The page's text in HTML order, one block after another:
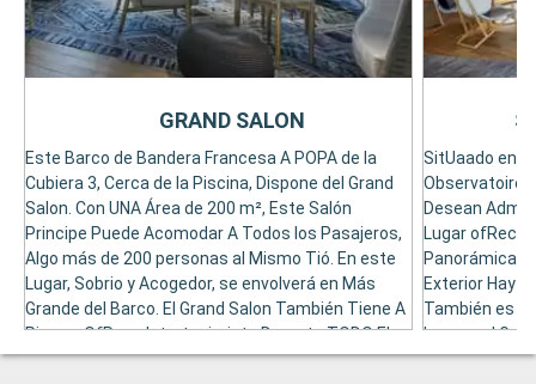
Este Barco de Bandera Francesa A POPA de la
Cubiera 3, Cerca de la Piscina, Dispone del Grand
Salon. Con UNA Área de 200 m², Este Salón
Principe Puede Acomodar A Todos los Pasajeros,
Algo más de 200 personas al Mismo Tió. En este
Lugar, Sobrio y Acogedor, se envolverá en Más
Grande del Barco. El Grand Salon También Tiene A
Piano y OfRece Interteniminto Durante TODO El
Crucero, Tanto de Día como la NOCHE.
GRAND SALON
SitUaado en
Observatoire
Desean
Lugar ofRece
Panorámica
Exterior Hay
También es
los que el
de Libros.